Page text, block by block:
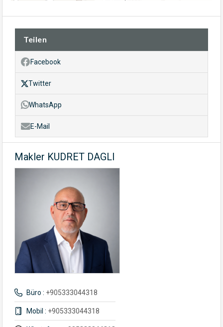
Teilen
Facebook
Twitter
WhatsApp
E-Mail
Makler KUDRET DAGLI
Büro : +905333044318
Mobil : +905333044318